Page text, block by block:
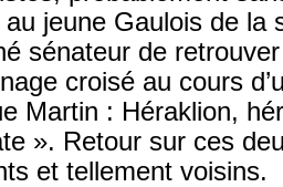
au jeune Gaulois de la
sénateur de
croisé au cours
Martin : Héraklion,
». Retour sur ces
et tellement voisins.